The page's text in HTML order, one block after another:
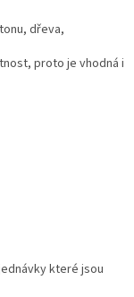
dřeva,
proto je vhodná i
které jsou